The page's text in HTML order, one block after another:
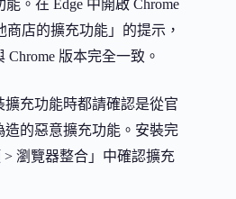
。在 Edge 中開啟 Chrome
商店的擴充功能」的提示，
版本完全一致。
充功能時都請確認是從官
的惡意擴充功能。安裝完
瀏覽器整合」中確認擴充